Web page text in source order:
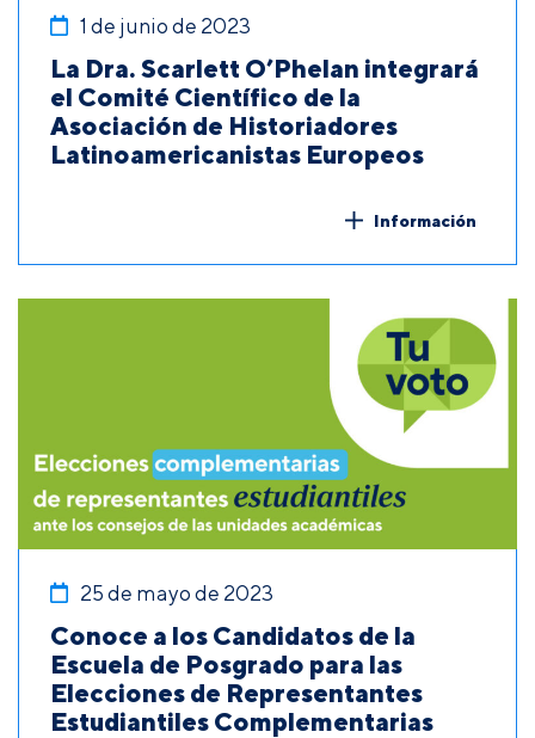
1 de junio de 2023
La Dra. Scarlett O’Phelan integrará
el Comité Científico de la
Asociación de Historiadores
Latinoamericanistas Europeos
Información
25 de mayo de 2023
Conoce a los Candidatos de la
Escuela de Posgrado para las
Elecciones de Representantes
Estudiantiles Complementarias